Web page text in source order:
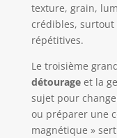
texture, grain,
crédibles, surtout
répétitives.
Le troisième
détourageet la
sujet pour
ou préparer une
magnétique »